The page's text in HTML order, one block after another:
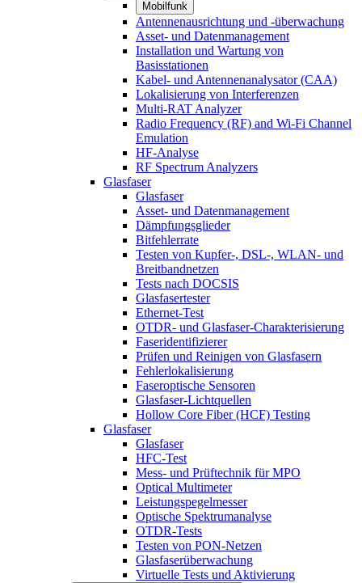
Mobilfunk
Antennenausrichtung und -überwachung
Asset- und Datenmanagement
Installation und Wartung von
Basisstationen
Kabel- und Antennenanalysator (CAA)
Lokalisierung von Interferenzen
Multi-RAT Analyzer
Radio Frequency (RF) and Wi-Fi Channel
Emulation
HF-Analyse
RF Spectrum Analyzers
Glasfaser
Glasfaser
Asset- und Datenmanagement
Dämpfungsglieder
Bitfehlerrate
Testen von Kupfer-, DSL-, WLAN- und
Breitbandnetzen
Tests nach DOCSIS
Glasfasertester
Ethernet-Test
OTDR- und Glasfaser-Charakterisierung
Faseridentifizierer
Prüfen und Reinigen von Glasfasern
Fehlerlokalisierung
Faseroptische Sensoren
Glasfaser-Lichtquellen
Hollow Core Fiber (HCF) Testing
Glasfaser
Glasfaser
HFC-Test
Mess- und Prüftechnik für MPO
Optical Multimeter
Leistungspegelmesser
Optische Spektrumanalyse
OTDR-Tests
Testen von PON-Netzen
Glasfaserüberwachung
Virtuelle Tests und Aktivierung